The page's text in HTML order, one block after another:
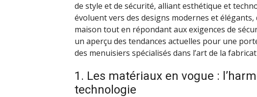
de style et de sécurité, alliant esthétique et
évoluent vers des designs modernes et
maison tout en répondant aux exigences de
un aperçu des tendances actuelles pour une
des menuisiers spécialisés dans l’art de la
1. Les matériaux en vogue :
technologie